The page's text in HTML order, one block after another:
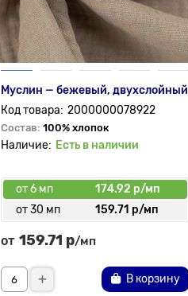
Муслин — бежевый, двухслойный
2000000078922
Состав: 100% хлопок
Есть в наличии
от 6 мп
174.92 р/мп
от 30 мп
159.71 р/мп
от 159.71 р/мп
В корзину